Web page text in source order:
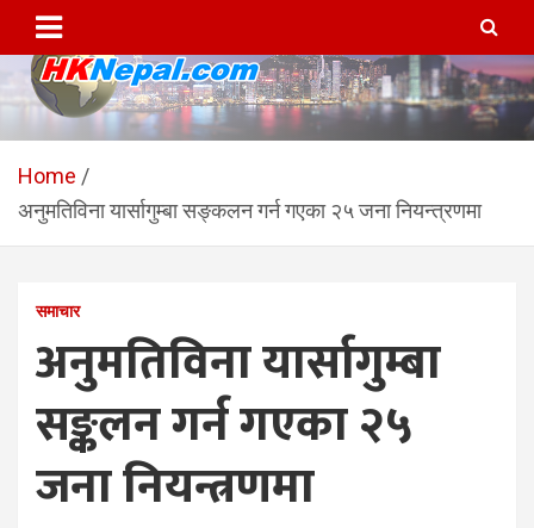
content
HKNepal.com – हङकङबाट
सञ्चालित पहिलो नेपाली अनलाईन
पत्रिका
hknepal, hknepal.com, hk nepal, hk nepal com
Home
अनुमतिविना यार्सागुम्बा सङ्कलन गर्न गएका २५ जना नियन्त्रणमा
समाचार
अनुमतिविना यार्सागुम्बा
सङ्कलन गर्न गएका २५
जना नियन्त्रणमा